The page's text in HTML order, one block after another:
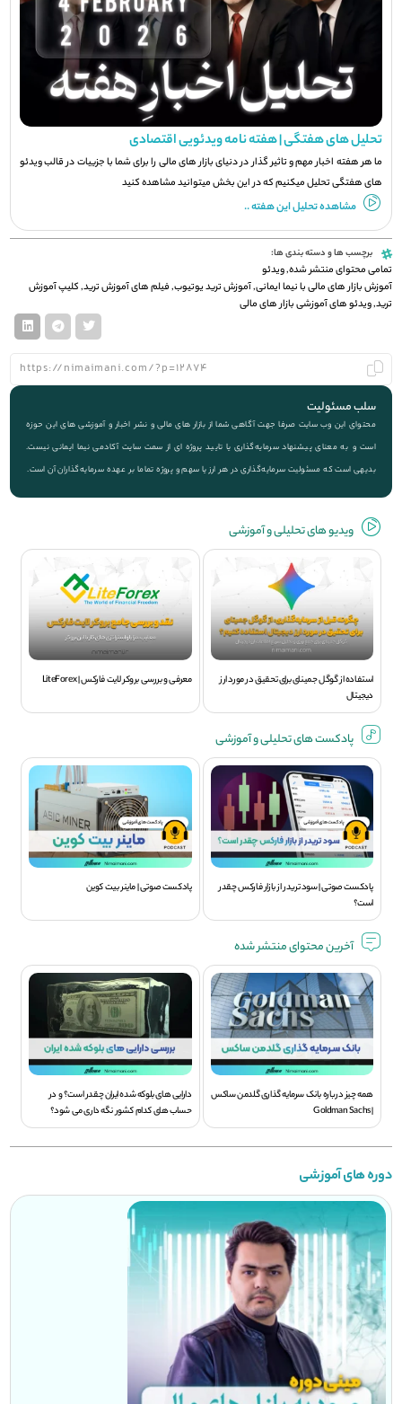
تحلیل های هفتگی | هفته نامه ویدئویی اقتصادی
ما هر هفته اخبار مهم و تاثیر گذار در دنیای بازار های مالی را برای شما با جزيیات در قالب ویدئو
های هفتگی تحلیل میکنیم که در این بخش میتوانید مشاهده کنید
مشاهده تحلیل این هفته ..
برچسب ها و دسته بندی ها:
تمامی محتوای منتشر شده,ویدئو
آموزش بازار های مالی با نیما ایمانی,آموزش ترید یوتیوب,فیلم های آموزش ترید,کلیپ آموزش
ترید,ویدئو های آموزشی بازار های مالی
سلب مسئولیت
محتوای این وب سایت صرفا جهت آگاهی شما از بازار های مالی و نشر اخبار و آموزشی های این حوزه
است و به معنای پیشنهاد سرمایه‌گذاری یا تایید پروژه ای از سمت سایت آکادمی نیما ایمانی نیست.
بدیهی است که مسئولیت سرمایه‌گذاری در هر ارز یا سهم و پروژه تماما بر عهده سرمایه‌گذاران آن است.
ویديو های تحلیلی و آموزشی
استفاده از گوگل جمینای برای تحقیق در مورد ارز
دیجیتال
معرفی و بررسی بروکر لایت فارکس | LiteForex
پادکست های تحلیلی و آموزشی
پادکست صوتی | سود تريدر از بازار فارکس چقدر
است؟
پادکست صوتی | ماینر بیت کوین
آخرین محتوای منتشر شده
همه چیز درباره بانک سرمایه گذاری گلدمن ساکس
| Goldman Sachs
دارایی های بلوکه شده ایران چقدر است؟ و در
حساب های کدام کشور نگه داری می شود؟
دوره های آموزشی